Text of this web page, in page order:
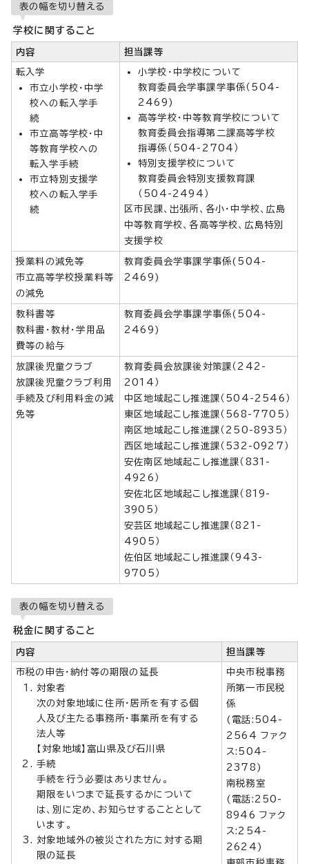
表の幅を切り替える
学校に関すること
内容 担当課等
転入学
市立小学校・中学
校への転入学手
続
市立高等学校・中
等教育学校への
転入学手続
市立特別支援学
校への転入学手
続
小学校・中学校について
教育委員会学事課学事係（504-
2469)
高等学校・中等教育学校について
教育委員会指導第二課高等学校
指導係（504-2704）
特別支援学校について
教育委員会特別支援教育課
（504-2494）
区市民課、出張所、各小・中学校、広島
中等教育学校、各高等学校、広島特別
支援学校
授業料の減免等
市立高等学校授業料等
の減免
教育委員会学事課学事係(504-
2469)
教科書等
教科書・教材・学用品
費等の給与
教育委員会学事課学事係(504-
2469)
放課後児童クラブ
放課後児童クラブ利用
手続及び利用料金の減
免等
教育委員会放課後対策課（242-
2014）
中区地域起こし推進課（504-2546）
東区地域起こし推進課（568-7705）
南区地域起こし推進課（250-8935）
西区地域起こし推進課（532-0927）
安佐南区地域起こし推進課（831-
4926）
安佐北区地域起こし推進課（819-
3905）
安芸区地域起こし推進課（821-
4905）
佐伯区地域起こし推進課（943-
9705）
表の幅を切り替える
税金に関すること
内容 担当課等
市税の申告・納付等の期限の延長
対象者
次の対象地域に住所・居所を有する個
人及び主たる事務所・事業所を有する
法人等
【対象地域】富山県及び石川県
手続
手続を行う必要はありません。
期限をいつまで延長するかについて
は、別に定め、お知らせすることとして
います。
対象地域外の被災された方に対する期
限の延長
中央市税事務
所第一市民税
係
(電話:504-
2564 ファク
ス:504-
2378)
南税務室
(電話:250-
8946 ファク
ス:254-
2624)